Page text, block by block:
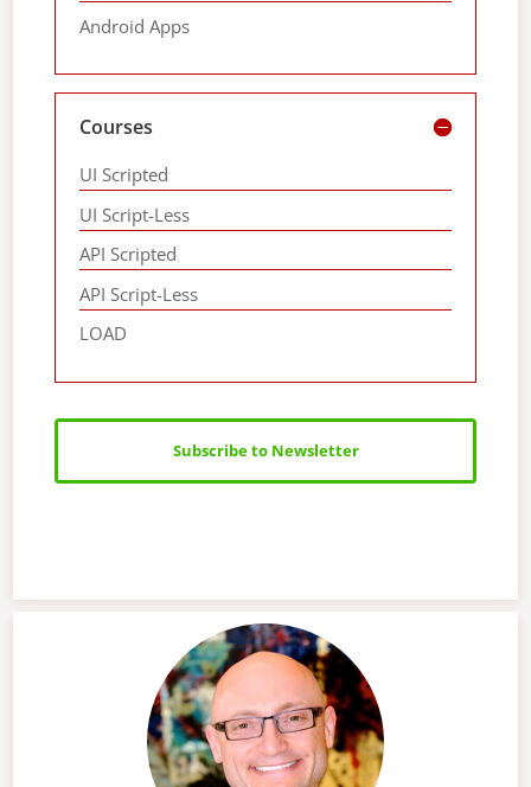
Android Apps
Courses
UI Scripted
UI Script-Less
API Scripted
API Script-Less
LOAD
Subscribe to Newsletter